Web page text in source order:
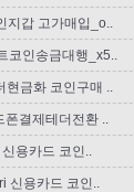
지갑 고가매입_o..
코인송금대행_x5..
현금화 코인구매 ..
결제테더전환 ..
용카드 코인..
신용카드 코인..